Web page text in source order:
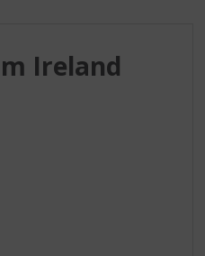
Ireland